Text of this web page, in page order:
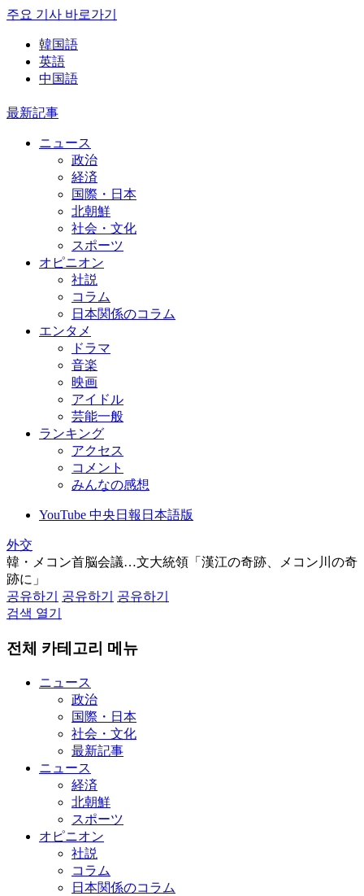
주요 기사 바로가기
韓国語
英語
中国語
最新記事
ニュース
政治
経済
国際・日本
北朝鮮
社会・文化
スポーツ
オピニオン
社説
コラム
日本関係のコラム
エンタメ
ドラマ
音楽
映画
アイドル
芸能一般
ランキング
アクセス
コメント
みんなの感想
YouTube 中央日報日本語版
外交
韓・メコン首脳会議…文大統領「漢江の奇跡、メコン川の奇
跡に」
공유하기
공유하기
공유하기
검색 열기
전체 카테고리 메뉴
ニュース
政治
国際・日本
社会・文化
最新記事
ニュース
経済
北朝鮮
スポーツ
オピニオン
社説
コラム
日本関係のコラム